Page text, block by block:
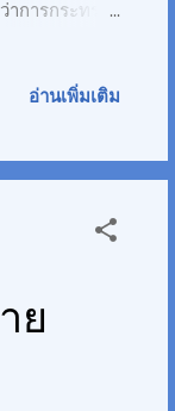
รกระทรวง
วมเกือบ 200
อ่านเพิ่มเติม
ย